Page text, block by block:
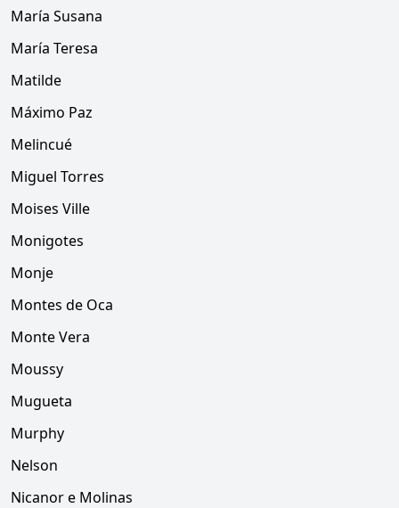
María Susana
María Teresa
Matilde
Máximo Paz
Melincué
Miguel Torres
Moises Ville
Monigotes
Monje
Montes de Oca
Monte Vera
Moussy
Mugueta
Murphy
Nelson
Nicanor e Molinas